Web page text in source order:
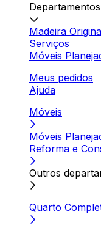
Departamentos
Madeira
Serviços
Móveis
Meus pedidos
Ajuda
Móveis
Móveis
Reforma e
Outros
Quarto